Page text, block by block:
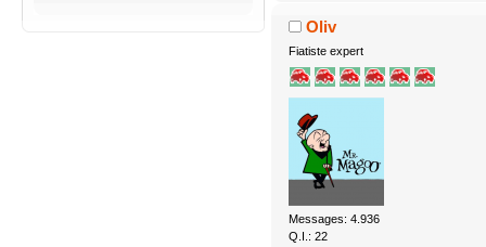
Oliv
Fiatiste expert
Messages: 4.936
Q.I.: 22